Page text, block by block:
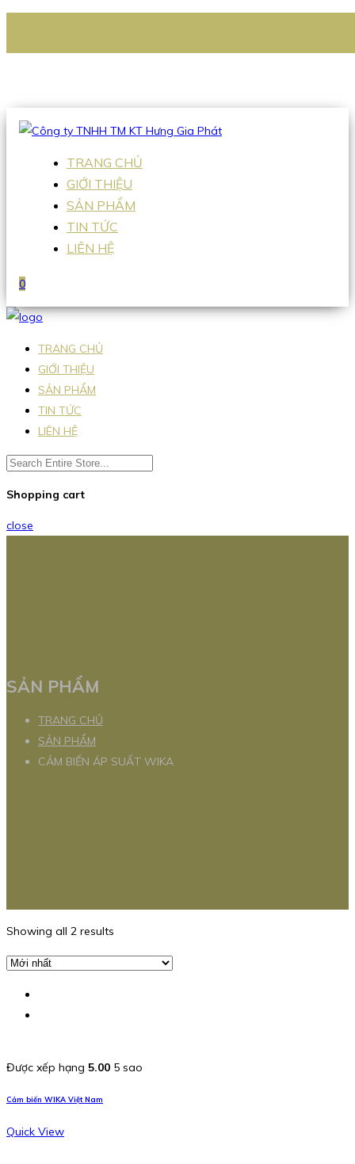
Hotline:0938 336 079
TRANG CHỦ
GIỚI THIỆU
SẢN PHẨM
TIN TỨC
LIÊN HỆ
0
TRANG CHỦ
GIỚI THIỆU
SẢN PHẨM
TIN TỨC
LIÊN HỆ
Shopping cart
close
SẢN PHẨM
TRANG CHỦ
SẢN PHẨM
CẢM BIẾN ÁP SUẤT WIKA
Showing all 2 results
Được xếp hạng 5.00 5 sao
Cảm biến WIKA Việt Nam
Quick View